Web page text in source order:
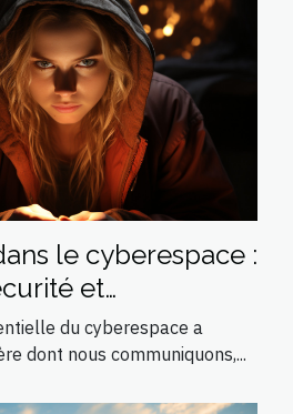
le cyberespace :
et
du cyberespace a
dont nous communiquons,...